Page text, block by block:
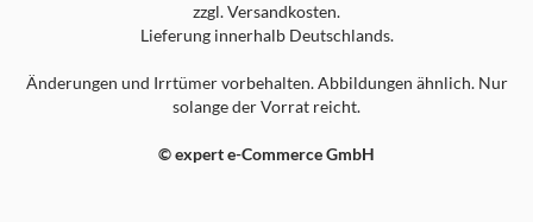
zzgl. Versandkosten.
Lieferung innerhalb Deutschlands.
Änderungen und Irrtümer vorbehalten. Abbildungen ähnlich. Nur
solange der Vorrat reicht.
© expert e-Commerce GmbH